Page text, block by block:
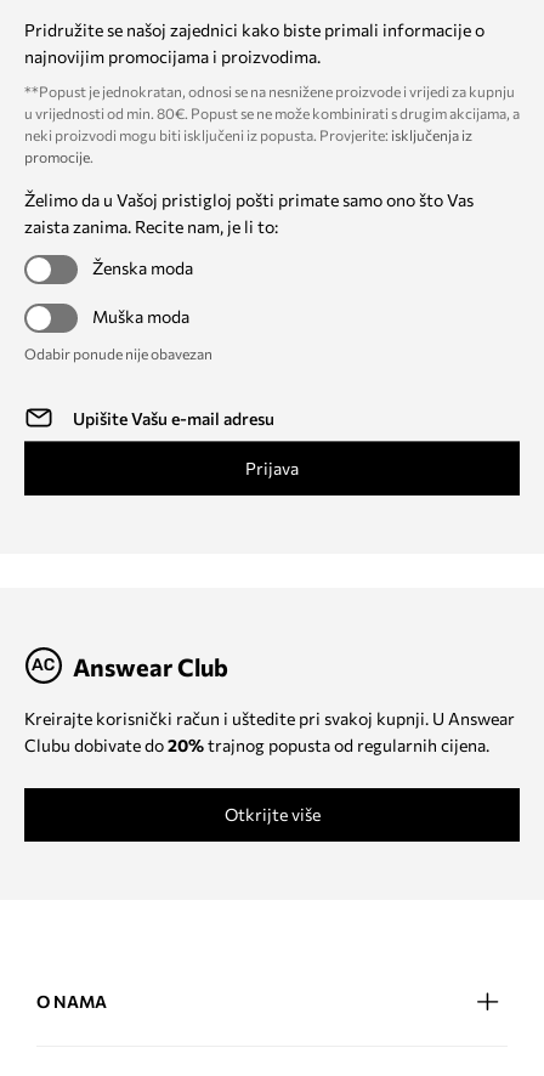
Pridružite se našoj zajednici kako biste primali informacije o
najnovijim promocijama i proizvodima.
**Popust je jednokratan, odnosi se na nesnižene proizvode i vrijedi za kupnju
u vrijednosti od min. 80€. Popust se ne može kombinirati s drugim akcijama, a
neki proizvodi mogu biti isključeni iz popusta. Provjerite: isključenja iz
promocije
Želimo da u Vašoj pristigloj pošti primate samo ono što Vas
zaista zanima. Recite nam, je li to:
Ženska moda
Muška moda
Odabir ponude nije obavezan
Prijava
Answear Club
Kreirajte korisnički račun i uštedite pri svakoj kupnji. U Answear
Clubu dobivate do20%trajnog popusta od regularnih cijena.
Otkrijte više
O NAMA